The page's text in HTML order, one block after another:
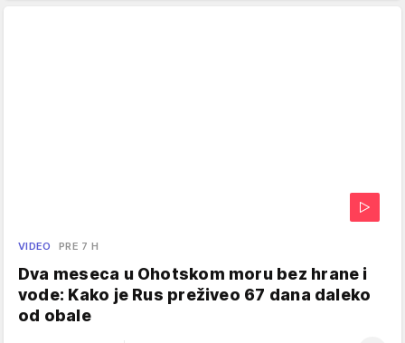
VIDEO PRE 7 H
Dva meseca u Ohotskom moru bez hrane i
vode: Kako je Rus preživeo 67 dana daleko
od obale